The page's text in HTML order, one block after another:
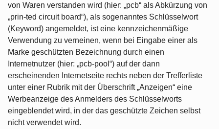
von Waren verstanden wird (hier: „pcb“ als Abkürzung von
„prin-ted circuit board“), als sogenanntes Schlüsselwort
(Keyword) angemeldet, ist eine kennzeichenmäßige
Verwendung zu verneinen, wenn bei Eingabe einer als
Marke geschützten Bezeichnung durch einen
Internetnutzer (hier: „pcb-pool“) auf der dann
erscheinenden Internetseite rechts neben der Trefferliste
unter einer Rubrik mit der Überschrift „Anzeigen“ eine
Werbeanzeige des Anmelders des Schlüsselworts
eingeblendet wird, in der das geschützte Zeichen selbst
nicht verwendet wird.